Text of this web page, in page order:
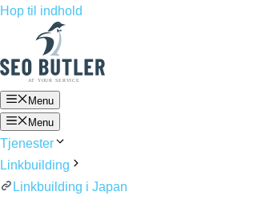
Hop til indhold
Menu
Menu
Tjenester
Linkbuilding
Linkbuilding i Japan